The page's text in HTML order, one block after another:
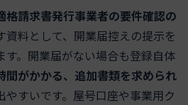
格請求書発行事業者の要件確認の
資料として、開業届控えの提示を
。開業届がない場合も登録自体
間がかかる、追加書類を求められ
やすいです。屋号口座や事業用ク